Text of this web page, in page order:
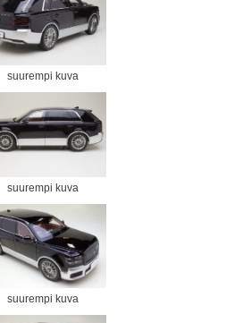
suurempi kuva
suurempi kuva
suurempi kuva